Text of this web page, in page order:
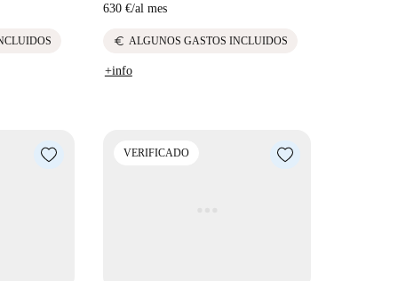
630 €/al mes
euro ALGUNOS GASTOS INCLUIDOS
+info
VERIFICADO